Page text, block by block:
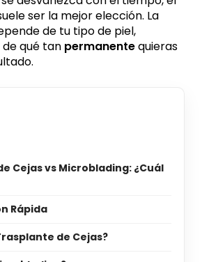
ser la mejor elección. La
de tu tipo de piel,
qué tan permanentequieras
Cejas vs Microblading: ¿Cuál
Rápida
de Cejas?